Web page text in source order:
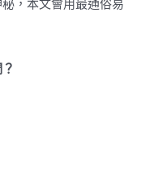
，本文會用最通俗易